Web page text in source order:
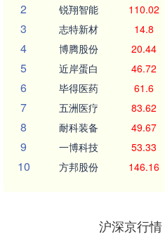
2 锐翔智能 110.02
3 志特新材 14.8
4 博腾股份 20.44
5 近岸蛋白 46.72
6 毕得医药 61.6
7 五洲医疗 83.62
8 耐科装备 49.67
9 一博科技 53.33
10 方邦股份 146.16
沪深京行